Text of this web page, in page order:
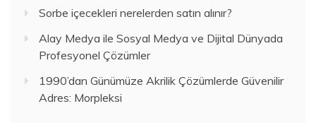
Sorbe içecekleri nerelerden satın alınır?
Alay Medya ile Sosyal Medya ve Dijital Dünyada
Profesyonel Çözümler
1990’dan Günümüze Akrilik Çözümlerde Güvenilir
Adres: Morpleksi